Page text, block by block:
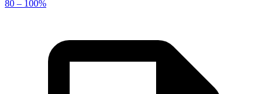
80 – 100%